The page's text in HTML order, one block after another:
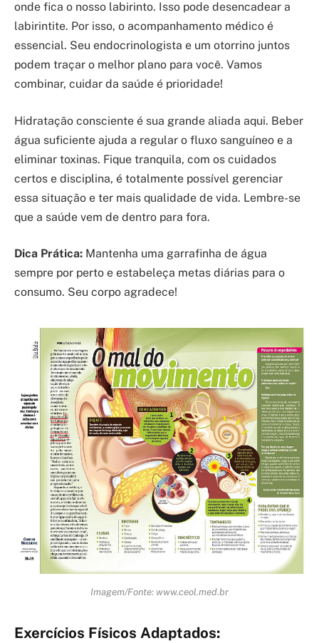
onde fica o nosso labirinto. Isso pode desencadear a
labirintite. Por isso, o acompanhamento médico é
essencial. Seu endocrinologista e um otorrino juntos
podem traçar o melhor plano para você. Vamos
combinar, cuidar da saúde é prioridade!
Hidratação consciente é sua grande aliada aqui. Beber
água suficiente ajuda a regular o fluxo sanguíneo e a
eliminar toxinas. Fique tranquila, com os cuidados
certos e disciplina, é totalmente possível gerenciar
essa situação e ter mais qualidade de vida. Lembre-se
que a saúde vem de dentro para fora.
Dica Prática: Mantenha uma garrafinha de água
sempre por perto e estabeleça metas diárias para o
consumo. Seu corpo agradece!
Imagem/Fonte: www.ceol.med.br
Exercícios Físicos Adaptados: